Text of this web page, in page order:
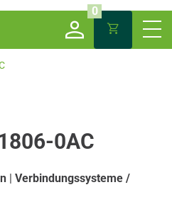
0
0AC
| Verbindungssysteme /